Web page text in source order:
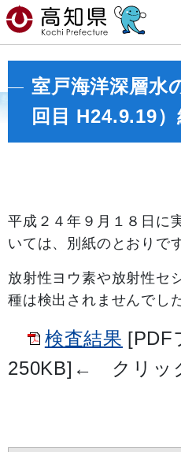
室戸海洋深層水
回目 H24.9.19
平成２４年９ 月１８日に
いては、別紙のとおりです
放射性ヨウ素や放射性セ
種は検出されませんでした
検査結果 [PDF
250KB] ← クリッ